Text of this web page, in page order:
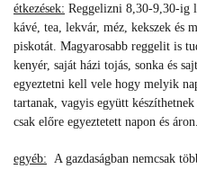
étkezések: Reggelizni 8,30-9,30-ig
kávé, tea, lekvár, méz, kekszek és
piskotát. Magyarosabb reggelit is
kenyér, saját házi tojás, sonka és
egyeztetni kell vele hogy melyik
tartanak, vagyis együtt
csak előre egyeztetett napon és áron.
egyéb: A gazdaságban nemcsak